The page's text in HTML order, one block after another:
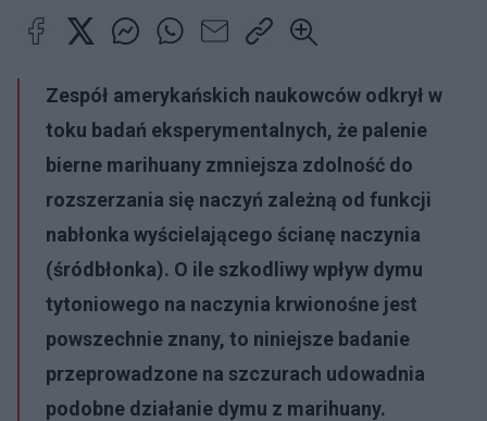
Zespół amerykańskich naukowców odkrył w
toku badań eksperymentalnych, że palenie
bierne marihuany zmniejsza zdolność do
rozszerzania się naczyń zależną od funkcji
nabłonka wyścielającego ścianę naczynia
(śródbłonka). O ile szkodliwy wpływ dymu
tytoniowego na naczynia krwionośne jest
powszechnie znany, to niniejsze badanie
przeprowadzone na szczurach udowadnia
podobne działanie dymu z marihuany.